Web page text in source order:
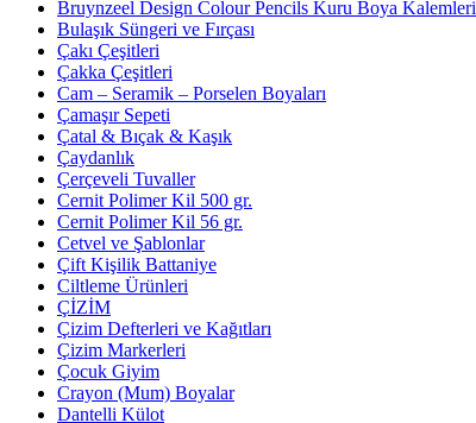
Bruynzeel Design Colour Pencils Kuru Boya Kalemleri
Bulaşık Süngeri ve Fırçası
Çakı Çeşitleri
Çakka Çeşitleri
Cam – Seramik – Porselen Boyaları
Çamaşır Sepeti
Çatal & Bıçak & Kaşık
Çaydanlık
Çerçeveli Tuvaller
Cernit Polimer Kil 500 gr.
Cernit Polimer Kil 56 gr.
Cetvel ve Şablonlar
Çift Kişilik Battaniye
Ciltleme Ürünleri
ÇİZİM
Çizim Defterleri ve Kağıtları
Çizim Markerleri
Çocuk Giyim
Crayon (Mum) Boyalar
Dantelli Külot